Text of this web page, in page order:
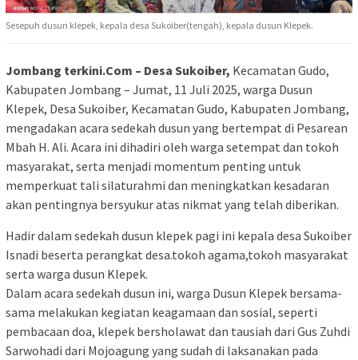
Sesepuh dusun klepek, kepala desa Sukoiber(tengah), kepala dusun Klepek.
Jombang terkini.Com – Desa Sukoiber, Kecamatan Gudo,
Kabupaten Jombang – Jumat, 11 Juli 2025, warga Dusun
Klepek, Desa Sukoiber, Kecamatan Gudo, Kabupaten Jombang,
mengadakan acara sedekah dusun yang bertempat di Pesarean
Mbah H. Ali. Acara ini dihadiri oleh warga setempat dan tokoh
masyarakat, serta menjadi momentum penting untuk
memperkuat tali silaturahmi dan meningkatkan kesadaran
akan pentingnya bersyukur atas nikmat yang telah diberikan.
Hadir dalam sedekah dusun klepek pagi ini kepala desa Sukoiber
Isnadi beserta perangkat desa.tokoh agama,tokoh masyarakat
serta warga dusun Klepek.
Dalam acara sedekah dusun ini, warga Dusun Klepek bersama-
sama melakukan kegiatan keagamaan dan sosial, seperti
pembacaan doa, klepek bersholawat dan tausiah dari Gus Zuhdi
Sarwohadi dari Mojoagung yang sudah di laksanakan pada